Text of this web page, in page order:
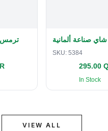
ترمس صناعة ألمانية
SKU: 5384
295.00
In Stock
VIEW ALL